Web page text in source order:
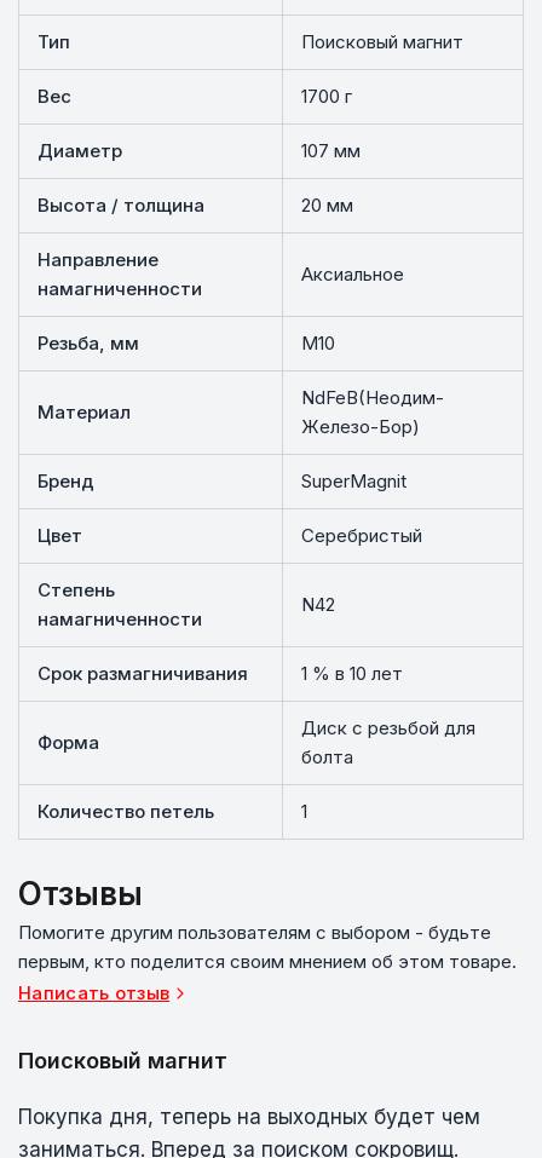
Тип Поисковый магнит
Вес 1700 г
Диаметр 107 мм
Высота / толщина 20 мм
Направление
намагниченности
Аксиальное
Резьба, мм М10
Материал
NdFeB(Неодим-
Железо-Бор)
Бренд SuperMagnit
Цвет Серебристый
Степень
намагниченности
N42
Срок размагничивания 1 % в 10 лет
Форма
Диск с резьбой для
болта
Количество петель 1
Отзывы
Помогите другим пользователям с выбором - будьте
первым, кто поделится своим мнением об этом товаре.
Написать отзыв
Поисковый магнит
Покупка дня, теперь на выходных будет чем
заниматься. Вперед за поиском сокровищ.